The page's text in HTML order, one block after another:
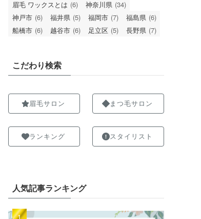
眉毛 ワックスとは (6) 神奈川県 (34)
神戸市 (6) 福井県 (5) 福岡市 (7) 福島県 (6)
船橋市 (6) 越谷市 (6) 足立区 (5) 長野県 (7)
こだわり検索
眉毛サロン
ランキング
まつ毛サロン
スタイリスト
人気記事ランキング